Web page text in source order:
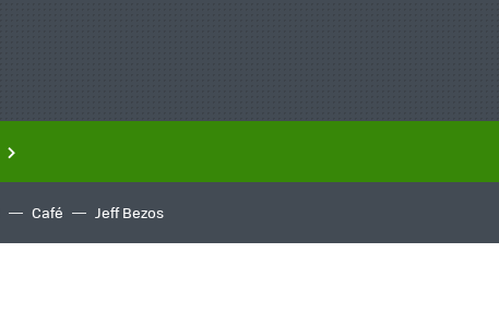
Café Jeff Bezos